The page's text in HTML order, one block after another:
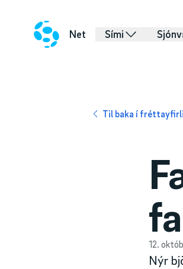
Net Sími
Til baka í
12.
Nýr